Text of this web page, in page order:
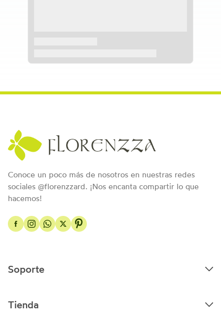
Conoce un poco más de nosotros en nuestras redes
sociales @florenzzard. ¡Nos encanta compartir lo que
hacemos!
Soporte
Tienda